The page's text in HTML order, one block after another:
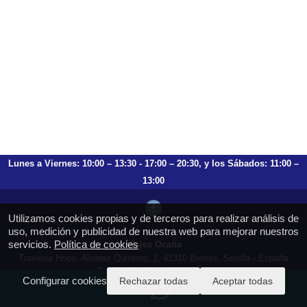
Utilizamos cookies propias y de terceros para realizar análisis de
uso, medición y publicidad de nuestra web para mejorar nuestros
servicios. Política de cookies
Configurar cookies Rechazar todas Aceptar todas
Lunes a Viernes: 10:00 – 13:30 - 17:00 – 20:30, y los Sábados: 11:00 –
13:00
Viajes Ocaña
T.: 659 753 504 954 797 472
https://viajesocana.es
reservas@viajesocana.es